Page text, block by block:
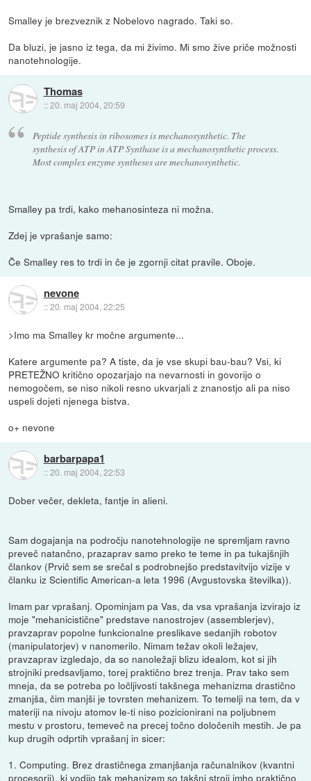
Smalley je brezveznik z Nobelovo nagrado. Taki so.
Da bluzi, je jasno iz tega, da mi živimo. Mi smo žive priče možnosti
nanotehnologije.
Thomas
::20. maj 2004, 20:59
Peptide synthesis in ribosomes is mechanosynthetic. The
synthesis of ATP in ATP Synthase is a mechanosynthetic process.
Most complex enzyme syntheses are mechanosynthetic.
Smalley pa trdi, kako mehanosinteza ni možna.
Zdej je vprašanje samo:
Če Smalley res to trdi in če je zgornji citat pravile. Oboje.
nevone
::20. maj 2004, 22:25
>Imo ma Smalley kr močne argumente...
Katere argumente pa? A tiste, da je vse skupi bau-bau? Vsi, ki
PRETEŽNO kritično opozarjajo na nevarnosti in govorijo o
nemogočem, se niso nikoli resno ukvarjali z znanostjo ali pa niso
uspeli dojeti njenega bistva.
o+ nevone
barbarpapa1
::20. maj 2004, 22:53
Dober večer, dekleta, fantje in alieni.
Sam dogajanja na področju nanotehnologije ne spremljam ravno
preveč natančno, prazaprav samo preko te teme in pa tukajšnjih
člankov (Prvič sem se srečal s podrobnejšo predstavitvijo vizije v
članku iz Scientific American-a leta 1996 (Avgustovska številka)).
Imam par vprašanj. Opominjam pa Vas, da vsa vprašanja izvirajo iz
moje "mehanicistične" predstave nanostrojev (assemblerjev),
pravzaprav popolne funkcionalne preslikave sedanjih robotov
(manipulatorjev) v nanomerilo. Nimam težav okoli ležajev,
pravzaprav izgledajo, da so nanoležaji blizu idealom, kot si jih
strojniki predsavljamo, torej praktično brez trenja. Prav tako sem
mneja, da se potreba po ločljivosti takšnega mehanizma drastično
zmanjša, čim manjši je tovrsten mehanizem. To temelji na tem, da v
materiji na nivoju atomov le-ti niso pozicionirani na poljubnem
mestu v prostoru, temeveč na precej točno določenih mestih. Je pa
kup drugih odprtih vprašanj in sicer:
1. Computing. Brez drastičnega zmanjšanja računalnikov (kvantni
procesorji), ki vodijo tak mehanizem so takšni stroji imho praktično